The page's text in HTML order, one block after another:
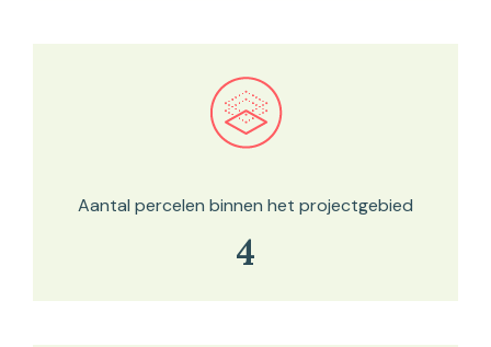
Bekijk in onze kaartviewer
Aantal percelen binnen het projectgebied
4